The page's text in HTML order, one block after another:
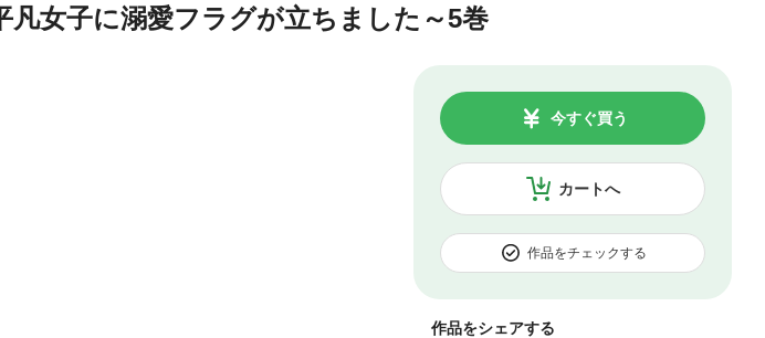
女子に溺愛フラグが立ちました～5巻
カートへ
今すぐ買う
作品をチェックする
作品をシェアする